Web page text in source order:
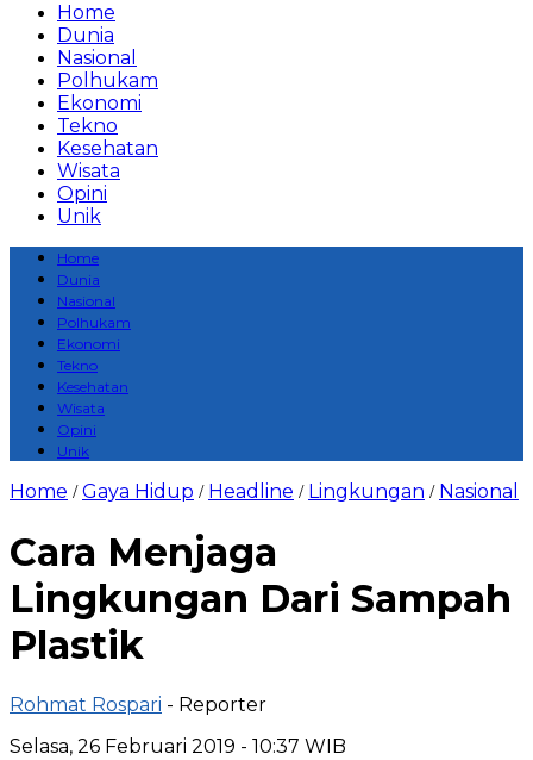
Home
Dunia
Nasional
Polhukam
Ekonomi
Tekno
Kesehatan
Wisata
Opini
Unik
Home
Dunia
Nasional
Polhukam
Ekonomi
Tekno
Kesehatan
Wisata
Opini
Unik
Home /Gaya Hidup / Headline / Lingkungan / Nasional
Cara Menjaga
Lingkungan Dari Sampah
Plastik
Rohmat Rospari - Reporter
Selasa, 26 Februari 2019 - 10:37 WIB